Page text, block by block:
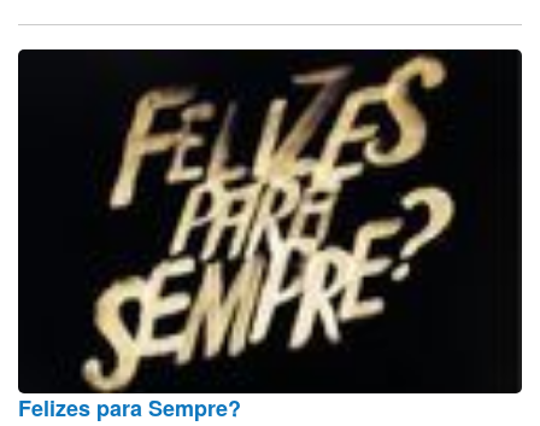
Felizes para Sempre?